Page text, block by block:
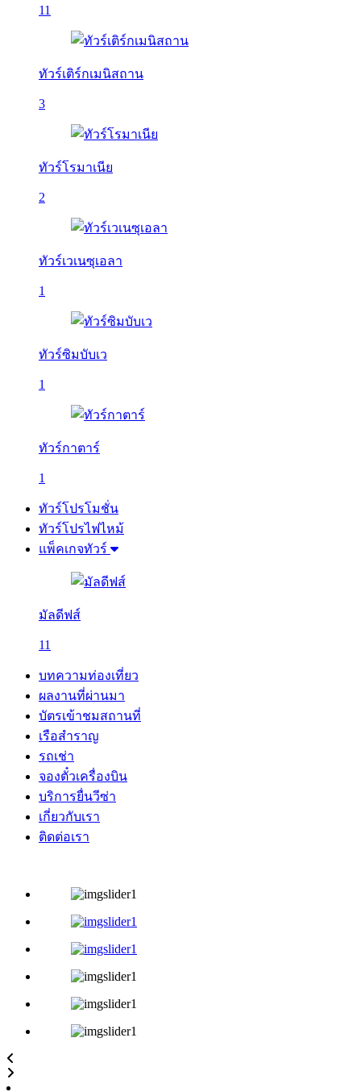
11
ทัวร์เติร์กเมนิสถาน
3
ทัวร์โรมาเนีย
2
ทัวร์เวเนซุเอลา
1
ทัวร์ซิมบับเว
1
ทัวร์กาตาร์
1
ทัวร์โปรโมชั่น
ทัวร์โปรไฟไหม้
แพ็คเกจทัวร์
มัลดีฟส์
11
บทความท่องเที่ยว
ผลงานที่ผ่านมา
บัตรเข้าชมสถานที่
เรือสำราญ
รถเช่า
จองตั๋วเครื่องบิน
บริการยื่นวีซ่า
เกี่ยวกับเรา
ติดต่อเรา